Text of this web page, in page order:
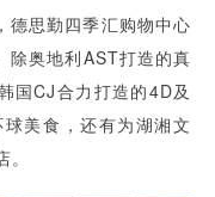
德思勤四季汇购物中心
除奥地利AST打造的真
国CJ合力打造的4D及
美食，还有为湖湘文